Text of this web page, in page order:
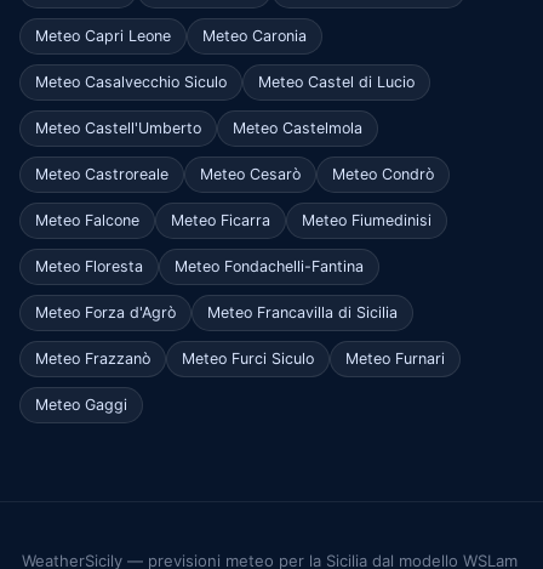
Meteo Capri Leone Meteo Caronia
Meteo Casalvecchio Siculo Meteo Castel di Lucio
Meteo Castell'Umberto Meteo Castelmola
Meteo Castroreale Meteo Cesarò Meteo Condrò
Meteo Falcone Meteo Ficarra Meteo Fiumedinisi
Meteo Floresta Meteo Fondachelli-Fantina
Meteo Forza d'Agrò Meteo Francavilla di Sicilia
Meteo Frazzanò Meteo Furci Siculo Meteo Furnari
Meteo Gaggi
WeatherSicily — previsioni meteo per la Sicilia dal modello WSLam